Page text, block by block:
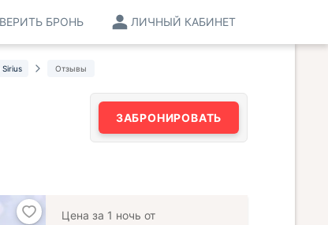
ЛИЧНЫЙ КАБИНЕТ
БРОНЬ
Отзывы
ЗАБРОНИРОВАТЬ
Цена за 1 ночь от